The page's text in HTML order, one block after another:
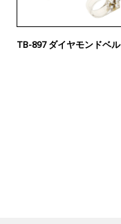
TB-897 ダイヤモンドベル